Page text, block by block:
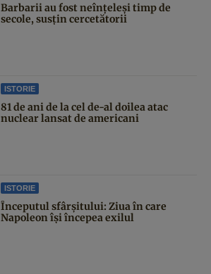
Barbarii au fost neînțeleși timp de
secole, susțin cercetătorii
ISTORIE
81 de ani de la cel de-al doilea atac
nuclear lansat de americani
ISTORIE
Începutul sfârşitului: Ziua în care
Napoleon îşi începea exilul